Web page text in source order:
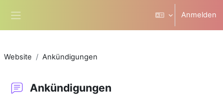
Anmelden
Website Ankündigungen
Ankündigungen